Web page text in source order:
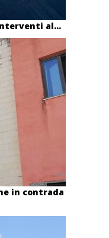
al...
in contrada